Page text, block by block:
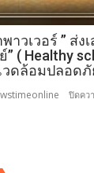
าวเวอร์ ” ส่ง
( Healthy
วดล้อมปลอด
ปิดคว